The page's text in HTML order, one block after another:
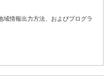
域情報出力方法、およびプログラ